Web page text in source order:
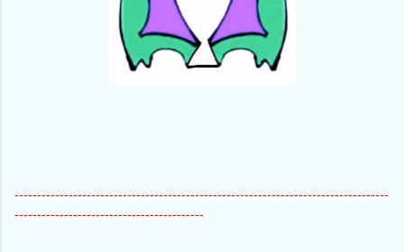
-----------------------------------------------------------------------------------
------------------------------------------